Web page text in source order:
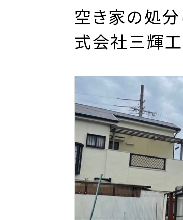
空き家の処
式会社三輝工